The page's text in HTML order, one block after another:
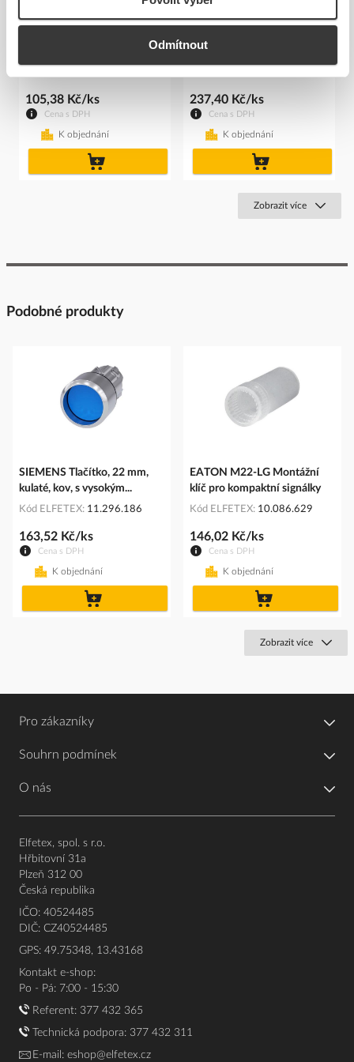
Odmítnout
Cena s DPH
105,38 Kč/ks
K objednání
3SU1400-1AA10-1EA0
Cena s DPH
237,40 Kč/ks
K objednání
Zobrazit více
Podobné produkty
SIEMENS Tlačítko, 22 mm,
kulaté, kov, s vysokým...
Kód ELFETEX 11.296.186
Cena s DPH
163,52 Kč/ks
K objednání
EATON M22-LG Montážní
klíč pro kompaktní signálky
Kód ELFETEX 10.086.629
Cena s DPH
146,02 Kč/ks
K objednání
Zobrazit více
Pro zákazníky
Souhrn podmínek
O nás
Elfetex, spol. s r.o.
Hřbitovní 31a
Plzeň 312 00
Česká republika
IČO: 40524485
DIČ: CZ40524485
GPS: 49.75348, 13.43168
Kontakt e-shop:
Po - Pá: 7:00 - 15:30
Referent: 377 432 365
Technická podpora: 377 432 311
E-mail: eshop@elfetex.cz